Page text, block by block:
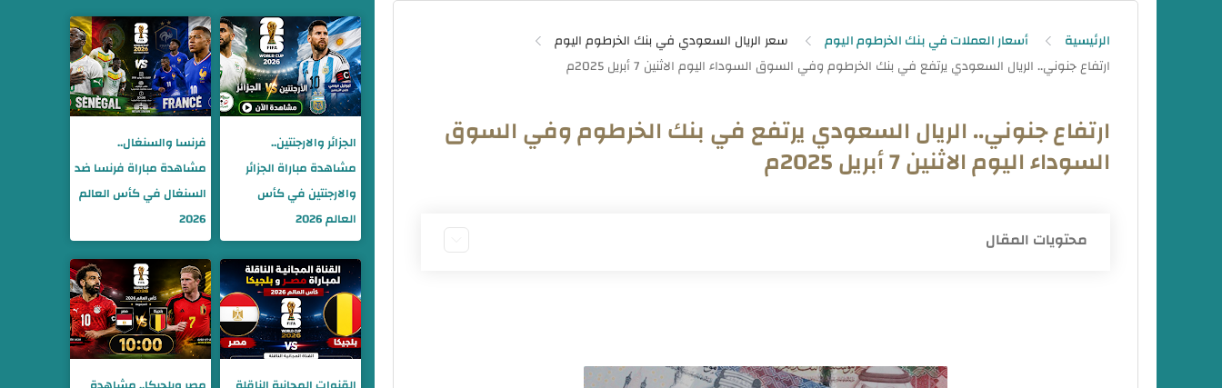
الرئيسية أسعار العملات في بنك الخرطوم اليوم سعر الريال السعودي في بنك الخرطوم اليوم
ارتفاع جنوني.. الريال السعودي يرتفع في بنك الخرطوم وفي السوق
السوداء اليوم الاثنين 7 أبريل 2025م
محتويات المقال
الجزائر والارجنتين..
مشاهدة مباراة الجزائر
والارجنتين في كأس
العالم 2026
فرنسا والسنغال..
مشاهدة مباراة فرنسا ضد
السنغال في كأس العالم
2026